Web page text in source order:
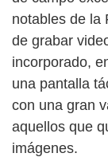
notables de la
de grabar
incorporado,
una pantalla
con una gran
aquellos que
imágenes.